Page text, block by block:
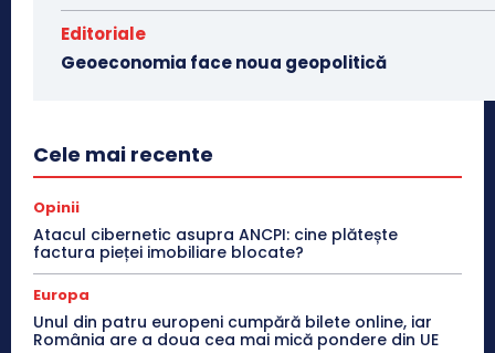
Editoriale
Geoeconomia face noua geopolitică
Cele mai recente
Opinii
Atacul cibernetic asupra ANCPI: cine plătește
factura pieței imobiliare blocate?
Europa
Unul din patru europeni cumpără bilete online, iar
România are a doua cea mai mică pondere din UE